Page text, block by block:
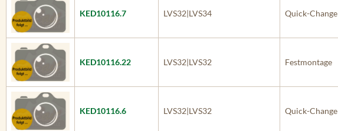
KED10116.7 LVS32|LVS34 Quick-Change
KED10116.22 LVS32|LVS32 Festmontage
KED10116.6 LVS32|LVS32 Quick-Change